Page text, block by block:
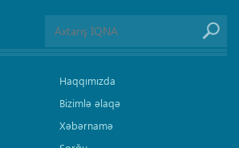
Haqqımızda
Bizimlə əlaqə
Xəbərnamə